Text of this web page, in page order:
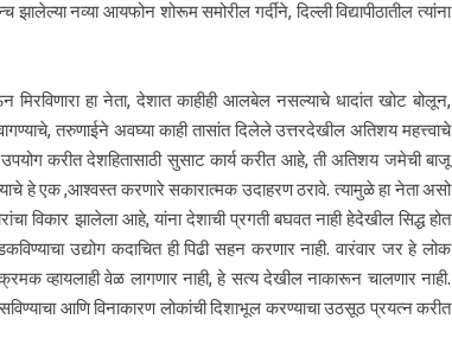
नव्या आयफोन शोरूम समोरील गर्दीने, दिल्ली विद्यापीठातील त्यांना
मिरविणारा हा नेता, देशात काहीही आलबेल नसल्याचे धादांत खोट बोलून,
तरुणाईने अवघ्या काही तासांत दिलेले उत्तरदेखील अतिशय महत्त्वाचे
करीत देशहितासाठी सुसाट कार्य करीत आहे, ती अतिशय जमेची बाजू
हे एक ,आश्वस्त करणारे सकारात्मक उदाहरण ठरावे. त्यामुळे हा नेता असो
विकार झालेला आहे, यांना देशाची प्रगती बघवत नाही हेदेखील सिद्ध होत
उद्योग कदाचित ही पिढी सहन करणार नाही. वारंवार जर हे लोक
व्हायलाही वेळ लागणार नाही, हे सत्य देखील नाकारून चालणार नाही.
आणि विनाकारण लोकांची दिशाभूल करण्याचा उठसूठ प्रयत्न करीत